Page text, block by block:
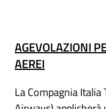
AGEVOLAZIONI
AEREI
La Compagnia Italia